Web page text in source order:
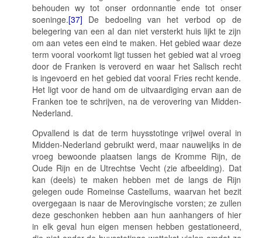
behouden wy tot onser ordonnantie ende tot onser
soeninge.[37] De bedoeling van het verbod op de
belegering van een al dan niet versterkt huis lijkt te zijn
om aan vetes een eind te maken. Het gebied waar deze
term vooral voorkomt ligt tussen het gebied wat al vroeg
door de Franken is veroverd en waar het Salisch recht
is ingevoerd en het gebied dat vooral Fries recht kende.
Het ligt voor de hand om de uitvaardiging ervan aan de
Franken toe te schrijven, na de verovering van Midden-
Nederland.
Opvallend is dat de term huysstotingevrijwel overal in
Midden-Nederland gebruikt werd, maar nauwelijks in de
vroeg bewoonde plaatsen langs de Kromme Rijn, de
Oude Rijn en de Utrechtse Vecht (zie afbeelding). Dat
kan (deels) te maken hebben met de langs de Rijn
gelegen oude Romeinse Castellums, waarvan het bezit
overgegaan is naar de Merovingische vorsten; ze zullen
deze geschonken hebben aan hun aanhangers of hier
in elk geval hun eigen mensen hebben gestationeerd,